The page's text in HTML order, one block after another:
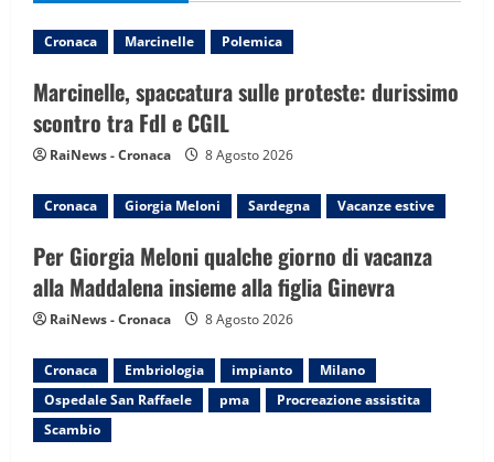
g
a
t
i
o
n
Cronaca Marcinelle Polemica
Marcinelle, spaccatura sulle proteste: durissimo
scontro tra FdI e CGIL
RaiNews - Cronaca 8 Agosto 2026
Cronaca Giorgia Meloni Sardegna Vacanze estive
Per Giorgia Meloni qualche giorno di vacanza
alla Maddalena insieme alla figlia Ginevra
RaiNews - Cronaca 8 Agosto 2026
Cronaca Embriologia impianto
Milano
Ospedale San Raffaele
pma
Procreazione assistita
Scambio